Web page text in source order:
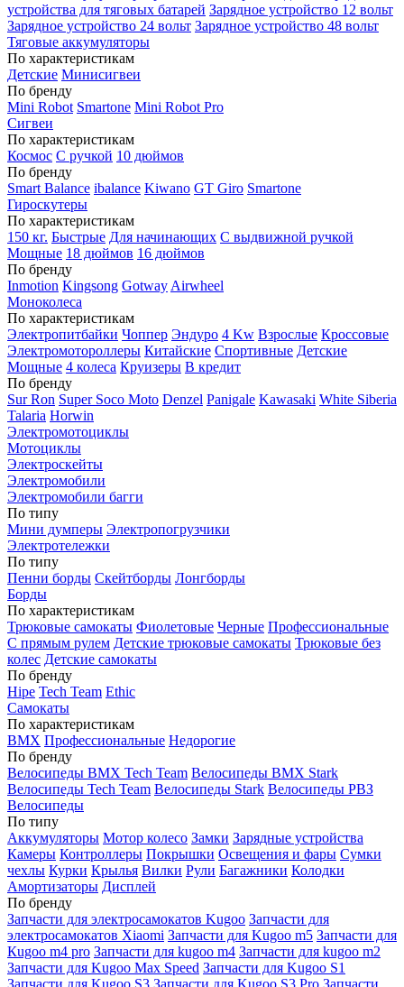
устройства для тяговых батарей Зарядное устройство 12 вольт
Зарядное устройство 24 вольт Зарядное устройство 48 вольт
Тяговые аккумуляторы
По характеристикам
Детские Минисигвеи
По бренду
Mini Robot Smartone Mini Robot Pro
Сигвеи
По характеристикам
Космос С ручкой 10 дюймов
По бренду
Smart Balance ibalance Kiwano GT Giro Smartone
Гироскутеры
По характеристикам
150 кг. Быстрые Для начинающих С выдвижной ручкой
Мощные 18 дюймов 16 дюймов
По бренду
Inmotion Kingsong Gotway Airwheel
Моноколеса
По характеристикам
Электропитбайки Чоппер Эндуро 4 Kw Взрослые Кроссовые
Электромотороллеры Китайские Спортивные Детские
Мощные 4 колеса Круизеры В кредит
По бренду
Sur Ron Super Soco Moto Denzel Panigale Kawasaki White Siberia
Talaria Horwin
Электромотоциклы
Мотоциклы
Электроскейты
Электромобили
Электромобили багги
По типу
Мини думперы Электропогрузчики
Электротележки
По типу
Пенни борды Скейтборды Лонгборды
Борды
По характеристикам
Трюковые самокаты Фиолетовые Черные Профессиональные
С прямым рулем Детские трюковые самокаты Трюковые без
колес Детские самокаты
По бренду
Hipe Tech Team Ethic
Самокаты
По характеристикам
BMX Профессиональные Недорогие
По бренду
Велосипеды BMX Tech Team Велосипеды BMX Stark
Велосипеды Tech Team Велосипеды Stark Велосипеды РВЗ
Велосипеды
По типу
Аккумуляторы Мотор колесо Замки Зарядные устройства
Камеры Контроллеры Покрышки Освещения и фары Сумки
чехлы Курки Крылья Вилки Рули Багажники Колодки
Амортизаторы Дисплей
По бренду
Запчасти для электросамокатов Kugoo Запчасти для
электросамокатов Xiaomi Запчасти для Kugoo m5 Запчасти для
Кugoo m4 pro Запчасти для kugoo m4 Запчасти для kugoo m2
Запчасти для Kugoo Max Speed Запчасти для Kugoo S1
Запчасти для Kugoo S3 Запчасти для Kugoo S3 Pro Запчасти